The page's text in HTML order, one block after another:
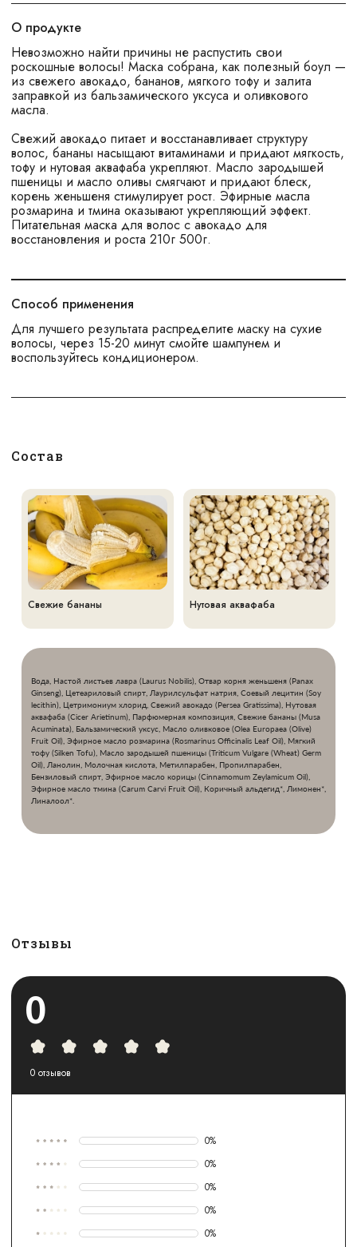
О продукте
Невозможно найти причины не распустить свои
роскошные волосы! Маска собрана, как полезный боул —
из свежего авокадо, бананов, мягкого тофу и залита
заправкой из бальзамического уксуса и оливкового
масла.
Свежий авокадо питает и восстанавливает структуру
волос, бананы насыщают витаминами и придают мягкость,
тофу и нутовая аквафаба укрепляют. Масло зародышей
пшеницы и масло оливы смягчают и придают блеск,
корень женьшеня стимулирует рост. Эфирные масла
розмарина и тмина оказывают укрепляющий эффект.
Питательная маска для волос с авокадо для
восстановления и роста 210г 500г.
Способ применения
Для лучшего результата распределите маску на сухие
волосы, через 15-20 минут смойте шампунем и
воспользуйтесь кондиционером.
Состав
Свежие бананы Нутовая аквафаба
Вода, Настой листьев лавра (Laurus Nobilis), Отвар корня женьшеня (Panax
Ginseng), Цетеариловый спирт, Лаурилсульфат натрия, Соевый лецитин (Soy
lecithin), Цетримониум хлорид, Свежий авокадо (Persea Gratissima), Нутовая
аквафаба (Cicer Arietinum), Парфюмерная композиция, Свежие бананы (Musa
Acuminata), Бальзамический уксус, Масло оливковое (Olea Europaea (Olive)
Fruit Oil), Эфирное масло розмарина (Rosmarinus Officinalis Leaf Oil), Мягкий
тофу (Silken Tofu), Масло зародышей пшеницы (Triticum Vulgare (Wheat) Germ
Oil), Ланолин, Молочная кислота, Метилпарабен, Пропилпарабен,
Бензиловый спирт, Эфирное масло корицы (Cinnamomum Zeylamicum Oil),
Эфирное масло тмина (Carum Carvi Fruit Oil), Коричный альдегид*, Лимонен*,
Линалоол*.
Отзывы
0
0 отзывов
0%
0%
0%
0%
0%